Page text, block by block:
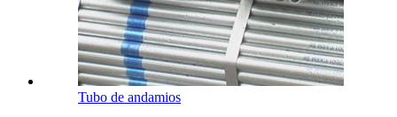
Tubo de andamios